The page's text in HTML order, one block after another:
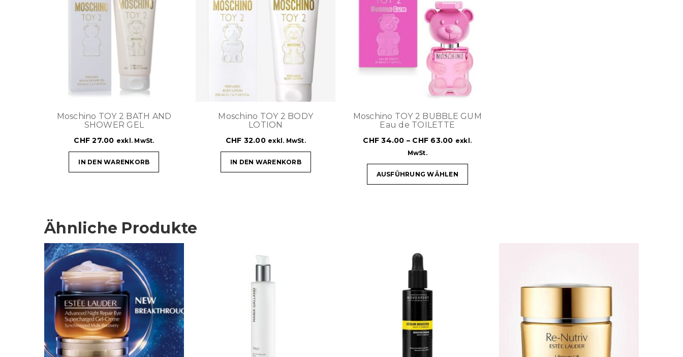
Moschino TOY 2 BATH AND
SHOWER GEL
CHF 27.00 exkl. MwSt.
IN DEN WARENKORB
Moschino TOY 2 BODY
LOTION
CHF 32.00 exkl. MwSt.
IN DEN WARENKORB
Moschino TOY 2 BUBBLE GUM
Eau de TOILETTE
CHF 34.00 – CHF 63.00 exkl.
MwSt.
AUSFÜHRUNG WÄHLEN
Ähnliche Produkte